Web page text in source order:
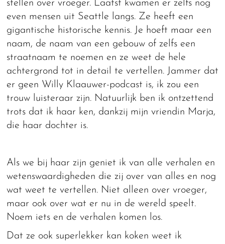
stellen over vroeger. Laatst kwamen er zelfs nog
even mensen uit Seattle langs. Ze heeft een
gigantische historische kennis. Je hoeft maar een
naam, de naam van een gebouw of zelfs een
straatnaam te noemen en ze weet de hele
achtergrond tot in detail te vertellen. Jammer dat
er geen Willy Klaauwer-podcast is, ik zou een
trouw luisteraar zijn. Natuurlijk ben ik ontzettend
trots dat ik haar ken, dankzij mijn vriendin Marja,
die haar dochter is.
Als we bij haar zijn geniet ik van alle verhalen en
wetenswaardigheden die zij over van alles en nog
wat weet te vertellen. Niet alleen over vroeger,
maar ook over wat er nu in de wereld speelt.
Noem iets en de verhalen komen los.
Dat ze ook superlekker kan koken weet ik